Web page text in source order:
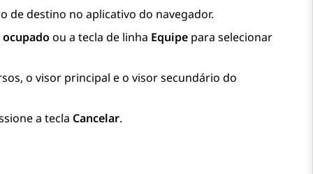
de destino no aplicativo do navegador.
ou a tecla de linha Equipe para selecionar
o visor principal e o visor secundário do
a tecla Cancelar.